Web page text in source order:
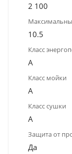
2 100
10.5
Класс
A
Класс мойки
A
Класс сушки
A
Защита от
Да